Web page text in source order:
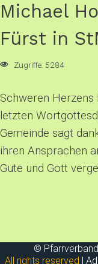
Michael
Fürst in
Zugriffe: 5284
Schweren
letzten
Gemeinde sagt
ihren Ansprachen
Gute und Gott
©
All rights reserved |